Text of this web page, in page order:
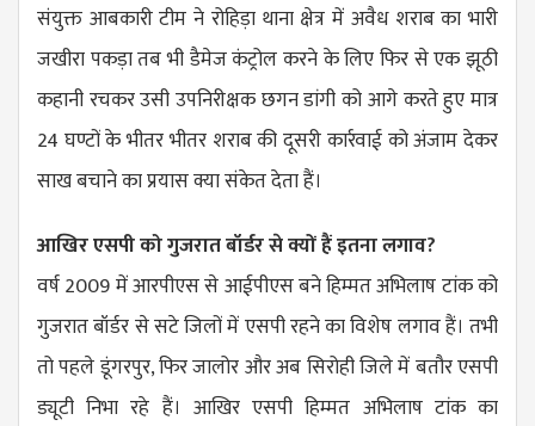
संयुक्त आबकारी टीम ने रोहिड़ा थाना क्षेत्र में अवैध शराब का भारी
जखीरा पकड़ा तब भी डैमेज कंट्रोल करने के लिए फिर से एक झूठी
कहानी रचकर उसी उपनिरीक्षक छगन डांगी को आगे करते हुए मात्र
24 घण्टों के भीतर भीतर शराब की दूसरी कार्रवाई को अंजाम देकर
साख बचाने का प्रयास क्या संकेत देता हैं।
आखिर एसपी को गुजरात बॉर्डर से क्यों हैं इतना लगाव?
वर्ष 2009 में आरपीएस से आईपीएस बने हिम्मत अभिलाष टांक को
गुजरात बॉर्डर से सटे जिलों में एसपी रहने का विशेष लगाव हैं। तभी
तो पहले डूंगरपुर, फिर जालोर और अब सिरोही जिले में बतौर एसपी
ड्यूटी निभा रहे हैं। आखिर एसपी हिम्मत अभिलाष टांक का